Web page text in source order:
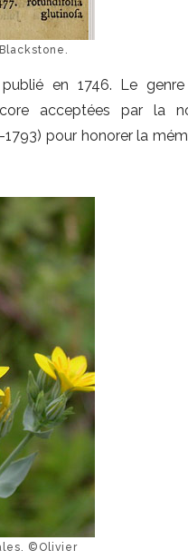
en 1746. Le
acceptées par la
pour honorer la
©Olivier